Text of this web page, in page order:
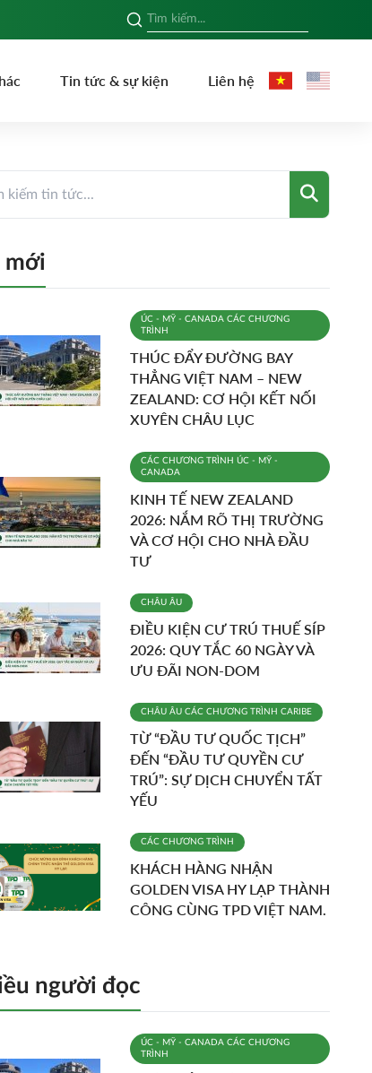
Tin tức & sự kiện Liên hệ
mới
ÚC - MỸ - CANADA CÁC CHƯƠNG
TRÌNH
THÚC ĐẨY ĐƯỜNG BAY
THẲNG VIỆT NAM – NEW
ZEALAND: CƠ HỘI KẾT NỐI
XUYÊN CHÂU LỤC
CÁC CHƯƠNG TRÌNH ÚC - MỸ -
CANADA
KINH TẾ NEW ZEALAND
2026: NẮM RÕ THỊ TRƯỜNG
VÀ CƠ HỘI CHO NHÀ ĐẦU
TƯ
CHÂU ÂU
ĐIỀU KIỆN CƯ TRÚ THUẾ SÍP
2026: QUY TẮC 60 NGÀY VÀ
ƯU ĐÃI NON-DOM
CHÂU ÂU CÁC CHƯƠNG TRÌNH CARIBE
TỪ “ĐẦU TƯ QUỐC TỊCH”
ĐẾN “ĐẦU TƯ QUYỀN CƯ
TRÚ”: SỰ DỊCH CHUYỂN TẤT
YẾU
CÁC CHƯƠNG TRÌNH
KHÁCH HÀNG NHẬN
GOLDEN VISA HY LẠP THÀNH
CÔNG CÙNG TPD VIỆT NAM.
người đọc
ÚC - MỸ - CANADA CÁC CHƯƠNG
TRÌNH